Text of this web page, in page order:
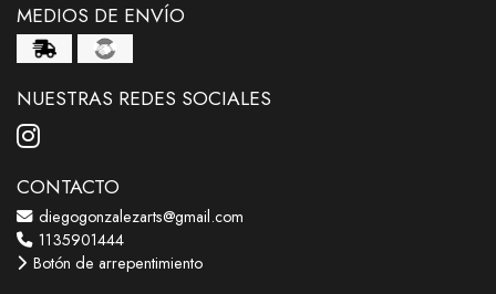
MEDIOS DE ENVÍO
NUESTRAS REDES SOCIALES
CONTACTO
diegogonzalezarts@gmail.com
1135901444
Botón de arrepentimiento